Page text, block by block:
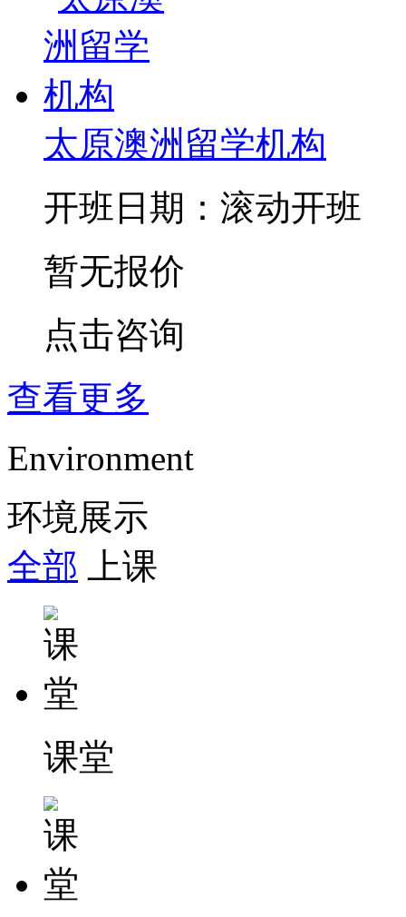
太原澳洲留学机构
开班日期：滚动开班
暂无报价
点击咨询
查看更多
Environment
环境展示
全部
上课
课堂